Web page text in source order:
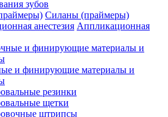
зубов
Силаны (праймеры)
Аппликационная
и финирующие материалы и
резинки
щетки
штрипсы